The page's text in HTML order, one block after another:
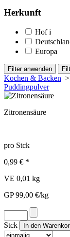
Herkunft
Hof i
Europa
Kochen & Backen
Puddingpulver
Zitronensäure
pro Stck
0,99 € *
VE 0,01 kg
GP 99,00 €/kg
Stck